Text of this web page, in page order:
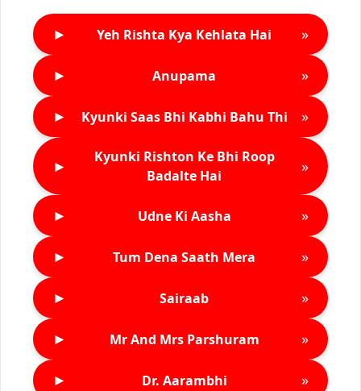
► Yeh Rishta Kya Kehlata Hai »
► Anupama »
► Kyunki Saas Bhi Kabhi Bahu Thi »
►
Kyunki Rishton Ke Bhi Roop
Badalte Hai
»
► Udne Ki Aasha »
► Tum Dena Saath Mera »
► Sairaab »
► Mr And Mrs Parshuram »
► Dr. Aarambhi »